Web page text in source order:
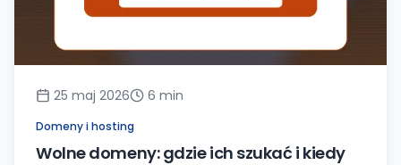
25 maj 2026 6 min
Domeny i hosting
Wolne domeny: gdzie ich szukać i kiedy